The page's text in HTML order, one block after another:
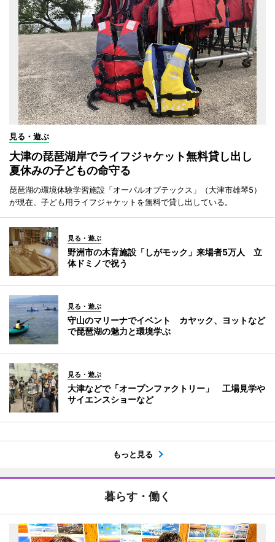
見る・遊ぶ
大津の琵琶湖岸でライフジャケット無料貸し出し
夏休みの子どもの命守る
琵琶湖の環境体験学習施設「オーパルオプテックス」（大津市雄琴5）
が現在、子ども用ライフジャケットを無料で貸し出している。
見る・遊ぶ
野洲市の木育施設「しがモック」来場者5万人 立
体ドミノで祝う
見る・遊ぶ
守山のマリーナでイベント カヤック、ヨットなど
で琵琶湖の魅力と環境学ぶ
見る・遊ぶ
大津などで「オープンファクトリー」 工場見学や
サイエンスショーなど
もっと見る
暮らす・働く